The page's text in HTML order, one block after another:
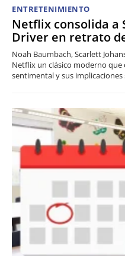
ENTRETENIMIENTO
Netflix consolida a
Driver en retrato
Noah Baumbach, Scarlett
Netflix un clásico moderno
sentimental y sus implicaciones